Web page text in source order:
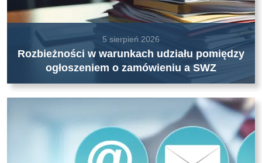
5 sierpień 2026
Rozbieżności w warunkach udziału pomiędzy
ogłoszeniem o zamówieniu a SWZ